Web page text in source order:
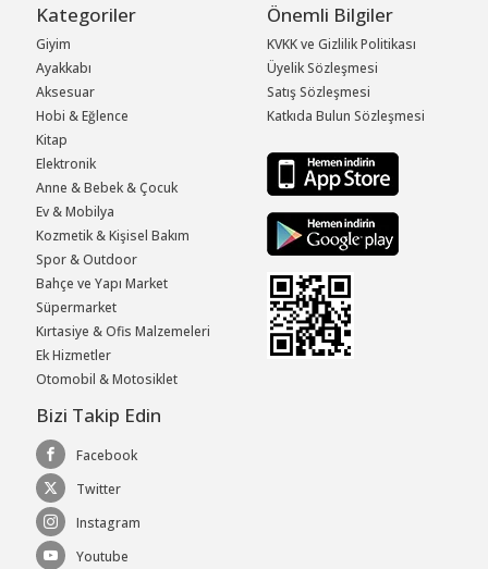
Kategoriler
Giyim
Ayakkabı
Aksesuar
Hobi & Eğlence
Kitap
Elektronik
Anne & Bebek & Çocuk
Ev & Mobilya
Kozmetik & Kişisel Bakım
Spor & Outdoor
Bahçe ve Yapı Market
Süpermarket
Kırtasiye & Ofis Malzemeleri
Ek Hizmetler
Otomobil & Motosiklet
Önemli Bilgiler
KVKK ve Gizlilik Politikası
Üyelik Sözleşmesi
Satış Sözleşmesi
Katkıda Bulun Sözleşmesi
Bizi Takip Edin
Facebook
Twitter
Instagram
Youtube